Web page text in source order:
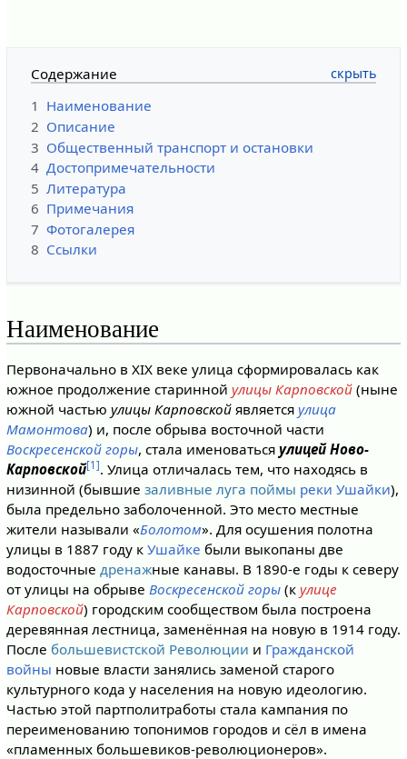
Содержание
1 Наименование
2 Описание
3 Общественный транспорт и остановки
4 Достопримечательности
5 Литература
6 Примечания
7 Фотогалерея
8 Ссылки
Наименование
Первоначально в XIX веке улица сформировалась как
южное продолжение старинной улицы Карповской(ныне
южной частью улицы Карповскойявляется улица
Мамонтова) и, после обрыва восточной части
Воскресенской горы, стала именоваться улицей Ново-
Карповской[1]. Улица отличалась тем, что находясь в
низинной (бывшие заливные луга поймы реки Ушайки),
была предельно заболоченной. Это место местные
жители называли «Болотом». Для осушения полотна
улицы в 1887 году к Ушайке были выкопаны две
водосточные дренажные канавы. В 1890-е годы к северу
от улицы на обрыве Воскресенской горы(к улице
Карповской) городским сообществом была построена
деревянная лестница, заменённая на новую в 1914 году.
После большевистской Революции и Гражданской
войны новые власти занялись заменой старого
культурного кода у населения на новую идеологию.
Частью этой партполитработы стала кампания по
переименованию топонимов городов и сёл в имена
«пламенных большевиков-революционеров».